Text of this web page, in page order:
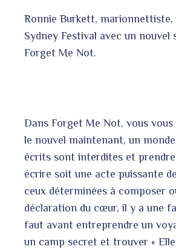
Ronnie Burkett, marionnettiste,
Sydney Festival avec un nouvel
Forget Me Not.
Dans Forget Me Not, vous
le nouvel maintenant, un
écrits sont interdites et
écrire soit une acte puissante
ceux déterminées à composer
déclaration du cœur, il y a une
faut avant entreprendre un
un camp secret et trouver «